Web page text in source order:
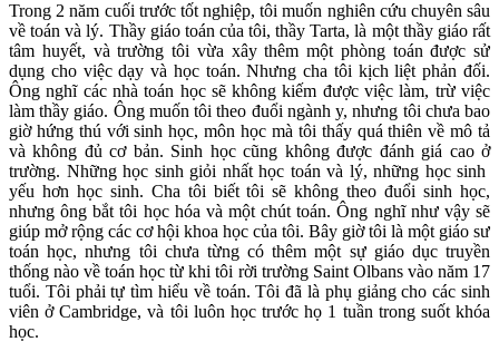
Trong 2 năm cuối trước tốt nghiệp, tôi muốn nghiên cứu chuyên sâu
về toán và lý. Thầy giáo toán của tôi, thầy Tarta, là một thầy giáo rất
tâm huyết, và trường tôi vừa xây thêm một phòng toán được sử
dụng cho việc dạy và học toán. Nhưng cha tôi kịch liệt phản đối.
Ông nghĩ các nhà toán học sẽ không kiếm được việc làm, trừ việc
làm thầy giáo. Ông muốn tôi theo đuổi ngành y, nhưng tôi chưa bao
giờ hứng thú với sinh học, môn học mà tôi thấy quá thiên về mô tả
và không đủ cơ bản. Sinh học cũng không được đánh giá cao ở
trường. Những học sinh giỏi nhất học toán và lý, những học sinh
yếu hơn học sinh. Cha tôi biết tôi sẽ không theo đuổi sinh học,
nhưng ông bắt tôi học hóa và một chút toán. Ông nghĩ như vậy sẽ
giúp mở rộng các cơ hội khoa học của tôi. Bây giờ tôi là một giáo sư
toán học, nhưng tôi chưa từng có thêm một sự giáo dục truyền
thống nào về toán học từ khi tôi rời trường Saint Olbans vào năm 17
tuổi. Tôi phải tự tìm hiểu về toán. Tôi đã là phụ giảng cho các sinh
viên ở Cambridge, và tôi luôn học trước họ 1 tuần trong suốt khóa
học.